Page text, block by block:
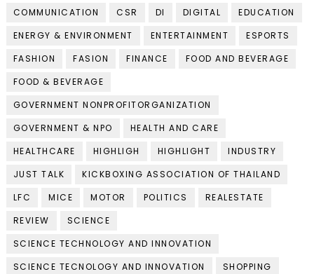
COMMUNICATION
CSR DI DIGITAL
EDUCATION
ENERGY & ENVIRONMENT
ENTERTAINMENT
ESPORTS
FASHION
FASION FINANCE
FOOD AND BEVERAGE
FOOD & BEVERAGE
GOVERNMENT NONPROFITORGANIZATION
GOVERNMENT & NPO
HEALTH AND CARE
HEALTHCARE
HIGHLIGH HIGHLIGHT
INDUSTRY
JUST TALK
KICKBOXING ASSOCIATION OF THAILAND
LFC
MICE MOTOR POLITICS
REALESTATE
REVIEW
SCIENCE
SCIENCE TECHNOLOGY AND INNOVATION
SCIENCE TECNOLOGY AND INNOVATION
SHOPPING